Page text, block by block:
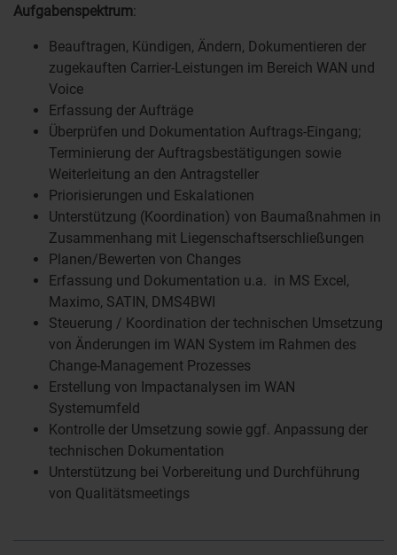
Aufgabenspektrum:
Beauftragen, Kündigen, Ändern, Dokumentieren der
zugekauften Carrier-Leistungen im Bereich WAN und
Voice
Erfassung der Aufträge
Überprüfen und Dokumentation Auftrags-Eingang;
Terminierung der Auftragsbestätigungen sowie
Weiterleitung an den Antragsteller
Priorisierungen und Eskalationen
Unterstützung (Koordination) von Baumaßnahmen in
Zusammenhang mit Liegenschaftserschließungen
Planen/Bewerten von Changes
Erfassung und Dokumentation u.a. in MS Excel,
Maximo, SATIN, DMS4BWI
Steuerung / Koordination der technischen Umsetzung
von Änderungen im WAN System im Rahmen des
Change-Management Prozesses
Erstellung von Impactanalysen im WAN
Systemumfeld
Kontrolle der Umsetzung sowie ggf. Anpassung der
technischen Dokumentation
Unterstützung bei Vorbereitung und Durchführung
von Qualitätsmeetings